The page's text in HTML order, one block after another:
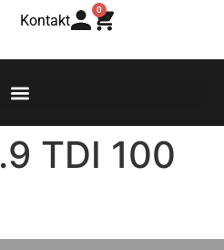
Kontakt
0
TDI 100